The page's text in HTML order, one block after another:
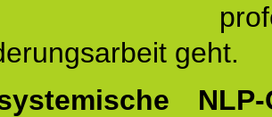
geht.
NLP-